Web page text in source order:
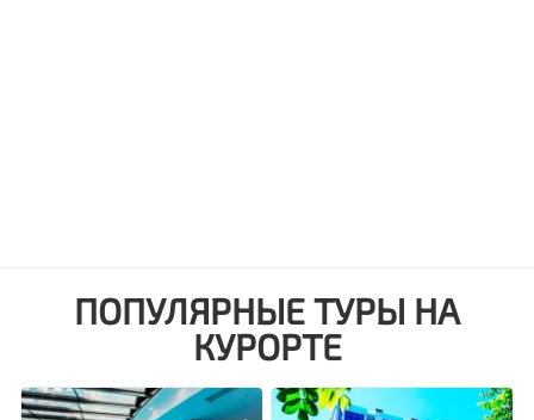
ПОПУЛЯРНЫЕ ТУРЫ НА
КУРОРТЕ